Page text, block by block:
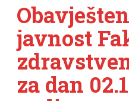
javnost
za dan